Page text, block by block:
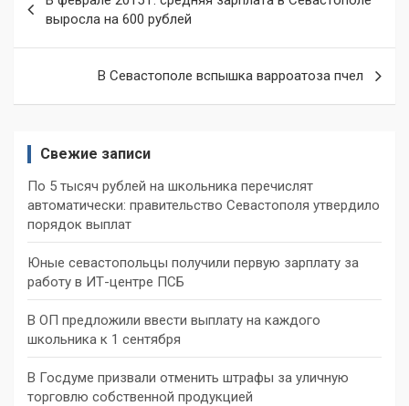
по
записям
выросла на 600 рублей
В Севастополе вспышка варроатоза пчел
Свежие записи
По 5 тысяч рублей на школьника перечислят
автоматически: правительство Севастополя утвердило
порядок выплат
Юные севастопольцы получили первую зарплату за
работу в ИТ-центре ПСБ
В ОП предложили ввести выплату на каждого
школьника к 1 сентября
В Госдуме призвали отменить штрафы за уличную
торговлю собственной продукцией